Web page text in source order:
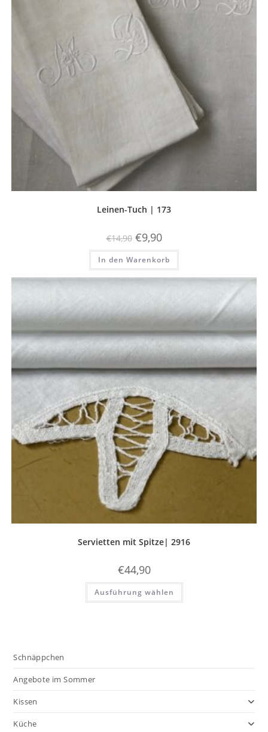
Leinen-Tuch | 173
€14,90 Ursprünglicher
Preis
war:
€14,90
€9,90Aktueller
Preis
ist:
€9,90.
In den Warenkorb
Servietten mit Spitze| 2916
€44,90
Ausführung wählen
Dieses
weist
Schnäppchen
Angebote im Sommer
Kissen
Küche